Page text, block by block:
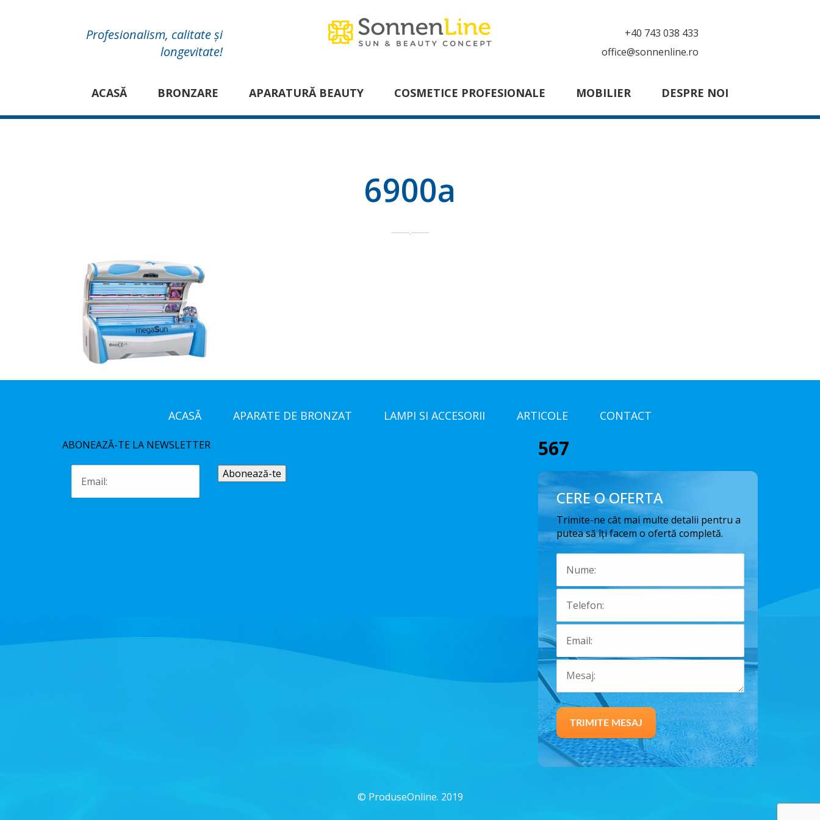
Profesionalism, calitate și
longevitate!
+40 743 038 433
office@sonnenline.ro
ACASĂ BRONZARE APARATURĂ BEAUTY COSMETICE PROFESIONALE MOBILIER DESPRE NOI
6900a
ACASĂ APARATE DE BRONZAT LAMPI SI ACCESORII ARTICOLE CONTACT
ABONEAZĂ-TE LA NEWSLETTER 567
CERE O OFERTA
Trimite-ne cât mai multe detalii pentru a
putea să îți facem o ofertă completă.
© ProduseOnline. 2019